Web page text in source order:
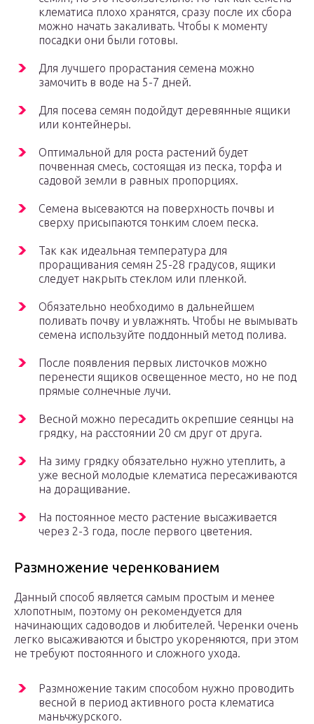
клематиса плохо хранятся, сразу после их сбора
можно начать закаливать. Чтобы к моменту
посадки они были готовы.
Для лучшего прорастания семена можно
замочить в воде на 5-7 дней.
Для посева семян подойдут деревянные ящики
или контейнеры.
Оптимальной для роста растений будет
почвенная смесь, состоящая из песка, торфа и
садовой земли в равных пропорциях.
Семена высеваются на поверхность почвы и
сверху присыпаются тонким слоем песка.
Так как идеальная температура для
проращивания семян 25-28 градусов, ящики
следует накрыть стеклом или пленкой.
Обязательно необходимо в дальнейшем
поливать почву и увлажнять. Чтобы не вымывать
семена используйте поддонный метод полива.
После появления первых листочков можно
перенести ящиков освещенное место, но не под
прямые солнечные лучи.
Весной можно пересадить окрепшие сеянцы на
грядку, на расстоянии 20 см друг от друга.
На зиму грядку обязательно нужно утеплить, а
уже весной молодые клематиса пересаживаются
на доращивание.
На постоянное место растение высаживается
через 2-3 года, после первого цветения.
Размножение черенкованием
Данный способ является самым простым и менее
хлопотным, поэтому он рекомендуется для
начинающих садоводов и любителей. Черенки очень
легко высаживаются и быстро укореняются, при этом
не требуют постоянного и сложного ухода.
Размножение таким способом нужно проводить
весной в период активного роста клематиса
маньчжурского.